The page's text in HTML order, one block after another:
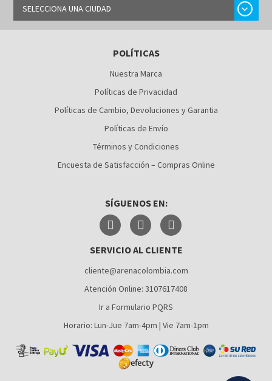
SELECCIONA UNA CIUDAD chevron_right
BARRANQUILLA
SANTA MARTA
VILLAVICENCIO
POLÍTICAS
Nuestra Marca
Políticas de Privacidad
Políticas de Cambio, Devoluciones y Garantia
Políticas de Envío
Términos y Condiciones
Encuesta de Satisfacción – Compras Online
SÍGUENOS EN:
SERVICIO AL CLIENTE
cliente@arenacolombia.com
Atención Online: 3107617408
Ir a Formulario PQRS
Horario: Lun-Jue 7am-4pm | Vie 7am-1pm